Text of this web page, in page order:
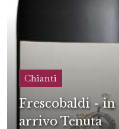
Chianti
Frescobaldi - in
arrivo Tenuta